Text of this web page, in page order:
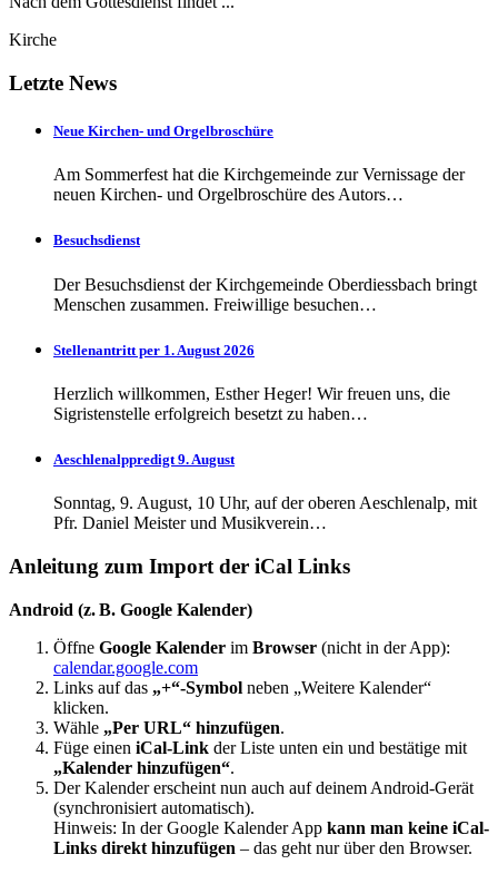
Kirche
Letzte News
Neue Kirchen- und Orgelbroschüre
Am Sommerfest hat die Kirchgemeinde zur Vernissage der
neuen Kirchen- und Orgelbroschüre des Autors…
Besuchsdienst
Der Besuchsdienst der Kirchgemeinde Oberdiessbach bringt
Menschen zusammen. Freiwillige besuchen…
Stellenantritt per 1. August 2026
Herzlich willkommen, Esther Heger! Wir freuen uns, die
Sigristenstelle erfolgreich besetzt zu haben…
Aeschlenalppredigt 9. August
Sonntag, 9. August, 10 Uhr, auf der oberen Aeschlenalp, mit
Pfr. Daniel Meister und Musikverein…
Anleitung zum Import der iCal Links
Android (z. B. Google Kalender)
Öffne Google Kalender im Browser (nicht in der App):
calendar.google.com
Links auf das „+“-Symbol neben „Weitere Kalender“
klicken.
Wähle „Per URL“ hinzufügen.
Füge einen iCal-Link der Liste unten ein und bestätige mit
„Kalender hinzufügen“.
Der Kalender erscheint nun auch auf deinem Android-Gerät
(synchronisiert automatisch).
Hinweis: In der Google Kalender App kann man keine iCal-
Links direkt hinzufügen – das geht nur über den Browser.